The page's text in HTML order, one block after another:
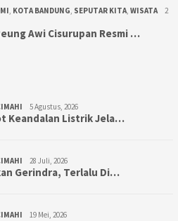
, KOTA BANDUNG, SEPUTAR KITA, WISATA
2
Awi Cisurupan Resmi …
5 Agustus, 2026
Keandalan Listrik Jela…
28 Juli, 2026
Gerindra, Terlalu Di…
19 Mei, 2026